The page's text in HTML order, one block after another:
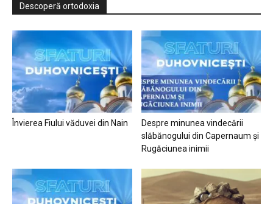
Descoperă ortodoxia
Învierea Fiului văduvei din Nain
Despre minunea vindecării
slăbănogului din Capernaum și
Rugăciunea inimii